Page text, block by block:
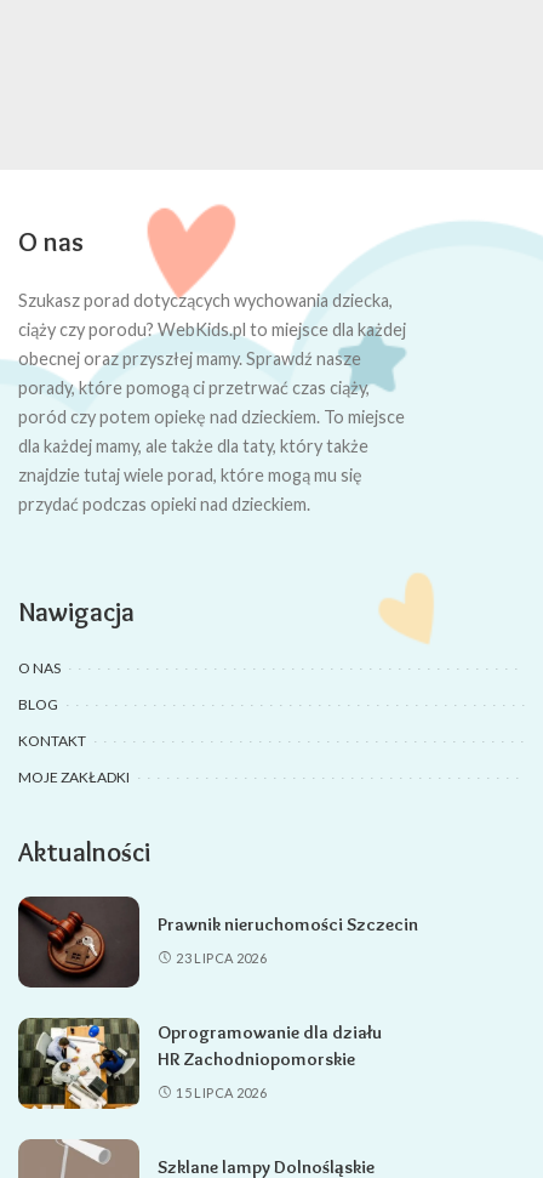
O nas
Szukasz porad dotyczących wychowania dziecka,
ciąży czy porodu? WebKids.pl to miejsce dla każdej
obecnej oraz przyszłej mamy. Sprawdź nasze
porady, które pomogą ci przetrwać czas ciąży,
poród czy potem opiekę nad dzieckiem. To miejsce
dla każdej mamy, ale także dla taty, który także
znajdzie tutaj wiele porad, które mogą mu się
przydać podczas opieki nad dzieckiem.
Nawigacja
O NAS
BLOG
KONTAKT
MOJE ZAKŁADKI
Aktualności
Prawnik nieruchomości Szczecin
23 LIPCA 2026
Oprogramowanie dla działu
HR Zachodniopomorskie
15 LIPCA 2026
Szklane lampy Dolnośląskie